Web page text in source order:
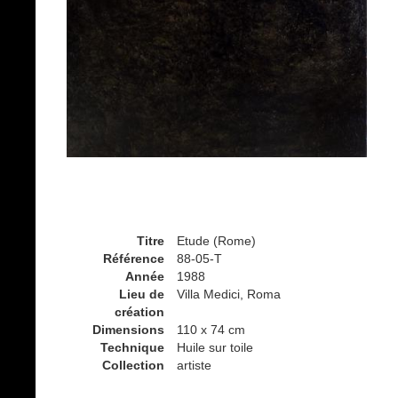
Titre
Etude (Rome)
Référence
88-05-T
Année
1988
Lieu de
création
Villa Medici, Roma
Dimensions
110 x 74 cm
Technique
Huile sur toile
Collection
artiste